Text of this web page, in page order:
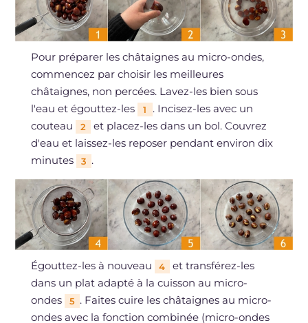
Pour préparer les châtaignes au micro-ondes,
commencez par choisir les meilleures
châtaignes, non percées. Lavez-les bien sous
l'eau et égouttez-les
1
. Incisez-les avec un
couteau
2
et placez-les dans un bol. Couvrez
d'eau et laissez-les reposer pendant environ dix
minutes
3 .
Égouttez-les à nouveau 4
et transférez-les
dans un plat adapté à la cuisson au micro-
ondes
5 . Faites cuire les châtaignes au micro-
ondes avec la fonction combinée (micro-ondes